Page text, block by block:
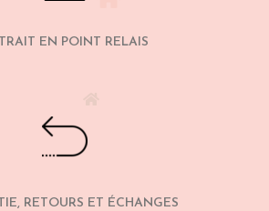
EN POINT RELAIS
RETOURS ET ÉCHANGES